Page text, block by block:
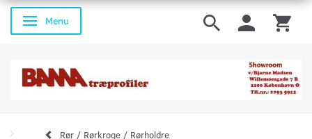
Skifte navigation
Menu
Rør / Rørkroge / Rørholdre